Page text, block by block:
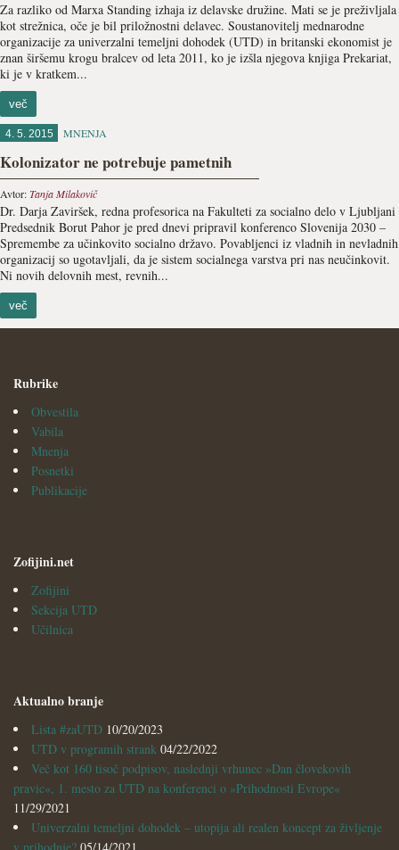
Za razliko od Marxa Standing izhaja iz delavske družine. Mati se je preživljala
kot strežnica, oče je bil priložnostni delavec. Soustanovitelj mednarodne
organizacije za univerzalni temeljni dohodek (UTD) in britanski ekonomist je
znan širšemu krogu bralcev od leta 2011, ko je izšla njegova knjiga Prekariat,
ki je v kratkem...
več
4. 5. 2015 MNENJA
Kolonizator ne potrebuje pametnih
Avtor:Tanja Milakovič
Dr. Darja Zaviršek, redna profesorica na Fakulteti za socialno delo v Ljubljani
Predsednik Borut Pahor je pred dnevi pripravil konferenco Slovenija 2030 –
Spremembe za učinkovito socialno državo. Povabljenci iz vladnih in nevladnih
organizacij so ugotavljali, da je sistem socialnega varstva pri nas neučinkovit.
Ni novih delovnih mest, revnih...
več
Rubrike
Obvestila
Vabila
Mnenja
Posnetki
Publikacije
Zofijini.net
Zofijini
Sekcija UTD
Učilnica
Aktualno branje
Lista #zaUTD 10/20/2023
UTD v programih strank 04/22/2022
Več kot 160 tisoč podpisov, naslednji vrhunec »Dan človekovih
pravic«, 1. mesto za UTD na konferenci o »Prihodnosti Evrope«
11/29/2021
Univerzalni temeljni dohodek – utopija ali realen koncept za življenje